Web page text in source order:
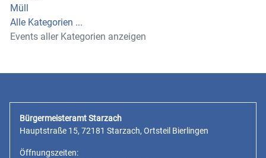
Müll
Alle Kategorien ...
Events aller Kategorien anzeigen
Bürgermeisteramt Starzach
Hauptstraße 15, 72181 Starzach, Ortsteil Bierlingen
Öffnungszeiten: